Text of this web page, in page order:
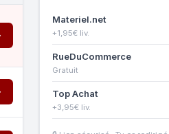
Materiel.net
+1,95€ liv.
RueDuCommerce
Gratuit
Top Achat
+3,95€ liv.